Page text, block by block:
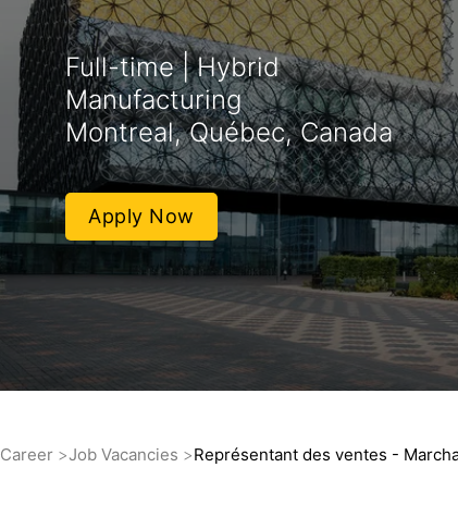
Full-time | Hybrid
Manufacturing
Montreal, Québec, Canada
Apply Now
Career Job Vacancies Représentant des ventes -